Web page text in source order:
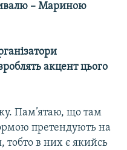
– Мариною
акцент цього
Пам’ятаю, що там
претендують на
тобто в них є якийсь